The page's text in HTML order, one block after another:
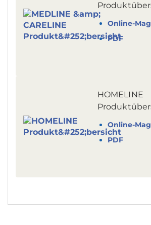
Online-
PDF
HOMELINE
Online-
PDF